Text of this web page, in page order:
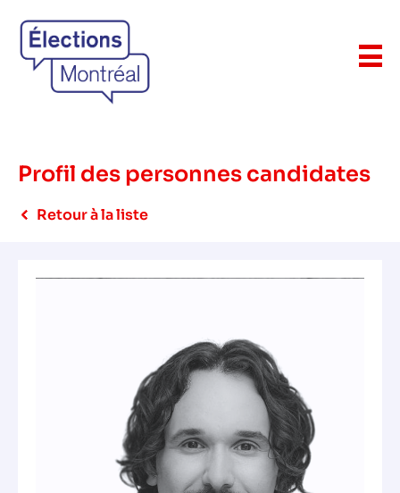
Profil des personnes candidates
Retour à la liste